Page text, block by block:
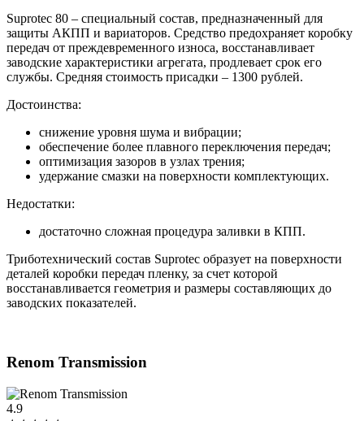
Suprotec 80 – специальный состав, предназначенный для
защиты АКПП и вариаторов. Средство предохраняет коробку
передач от преждевременного износа, восстанавливает
заводские характеристики агрегата, продлевает срок его
службы. Средняя стоимость присадки – 1300 рублей.
Достоинства:
снижение уровня шума и вибрации;
обеспечение более плавного переключения передач;
оптимизация зазоров в узлах трения;
удержание смазки на поверхности комплектующих.
Недостатки:
достаточно сложная процедура заливки в КПП.
Триботехнический состав Suprotec образует на поверхности
деталей коробки передач пленку, за счет которой
восстанавливается геометрия и размеры составляющих до
заводских показателей.
Renom Transmission
4.9